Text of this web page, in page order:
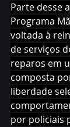
Parte desse
Programa
voltada à
de serviços
reparos em
composta
liberdade
por policiais